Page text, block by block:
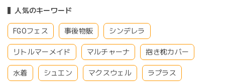
人気のキーワード
FGOフェス 事後物販 シンデレラ
リトルマーメイド マルチャーナ 抱き枕カバー
水着 シュエン マクスウェル ラプラス